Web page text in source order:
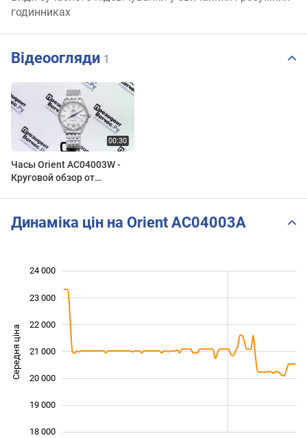
годинниках
Відеоогляди 1
Часы Orient AC04003W -
Круговой обзор от
Динаміка цін на Orient AC04003A
Середня ціна 18 000
18 000
19 000
20 000
21 000
22 000
23 000
24 000